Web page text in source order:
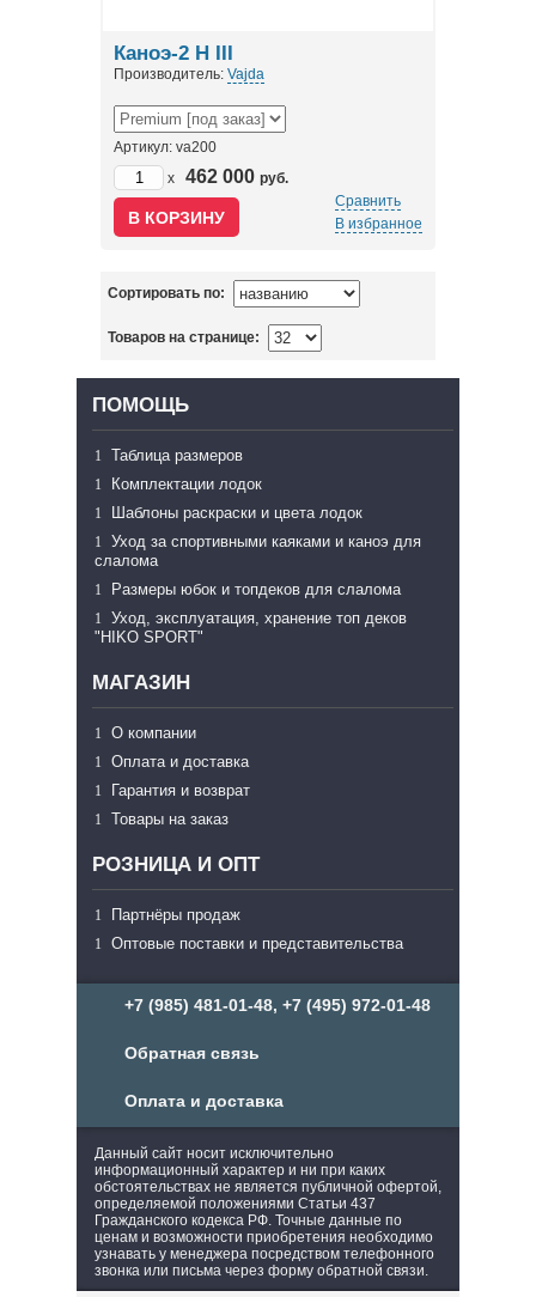
Каноэ-2 H III
Производитель: Vajda
Артикул: va200
x
462 000 руб.
Сравнить
В избранное
Сортировать по:
Товаров на странице:
ПОМОЩЬ
Таблица размеров
Комплектации лодок
Шаблоны раскраски и цвета лодок
Уход за спортивными каяками и каноэ для
слалома
Размеры юбок и топдеков для слалома
Уход, эксплуатация, хранение топ деков
"HIKO SPORT"
МАГАЗИН
О компании
Оплата и доставка
Гарантия и возврат
Товары на заказ
РОЗНИЦА И ОПТ
Партнёры продаж
Оптовые поставки и представительства
+7 (985) 481-01-48, +7 (495) 972-01-48
Обратная связь
Оплата и доставка
Данный сайт носит исключительно
информационный характер и ни при каких
обстоятельствах не является публичной офертой,
определяемой положениями Статьи 437
Гражданского кодекса РФ. Точные данные по
ценам и возможности приобретения необходимо
узнавать у менеджера посредством телефонного
звонка или письма через форму обратной связи.